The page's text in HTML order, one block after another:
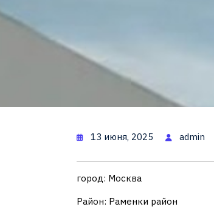
13 июня, 2025 admin
город: Москва
Район: Раменки район